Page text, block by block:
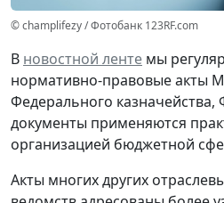
© champlifezy / Фотобанк 123RF.com
В новостной ленте мы
нормативно-правовые акты
Федерального казначейства,
документы применяются
организацией бюджетной
Акты многих других